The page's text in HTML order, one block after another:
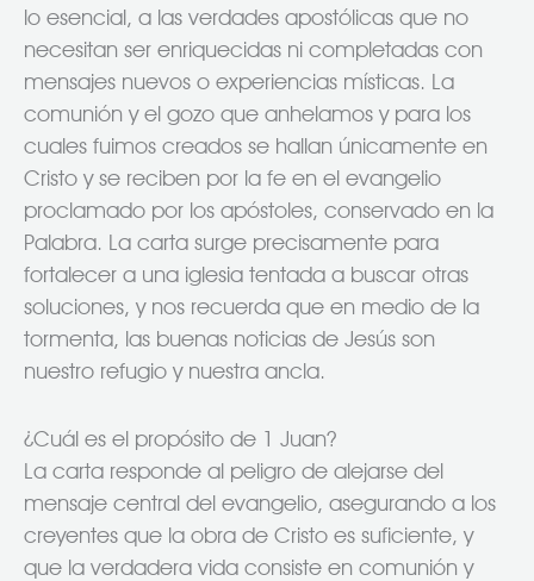
lo esencial, a las verdades apostólicas que no
necesitan ser enriquecidas ni completadas con
mensajes nuevos o experiencias místicas. La
comunión y el gozo que anhelamos y para los
cuales fuimos creados se hallan únicamente en
Cristo y se reciben por la fe en el evangelio
proclamado por los apóstoles, conservado en la
Palabra. La carta surge precisamente para
fortalecer a una iglesia tentada a buscar otras
soluciones, y nos recuerda que en medio de la
tormenta, las buenas noticias de Jesús son
nuestro refugio y nuestra ancla.
¿Cuál es el propósito de 1 Juan?
La carta responde al peligro de alejarse del
mensaje central del evangelio, asegurando a los
creyentes que la obra de Cristo es suficiente, y
que la verdadera vida consiste en comunión y